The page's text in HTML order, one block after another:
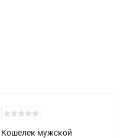
Хит!
Кошелек мужской